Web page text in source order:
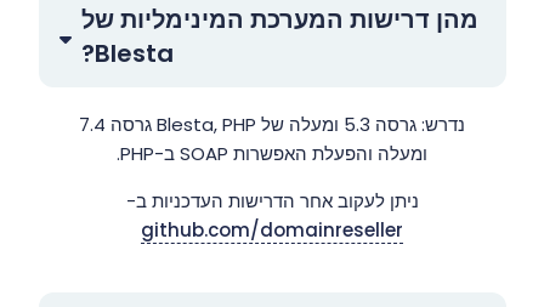
מהן דרישות המערכת המינימליות של
Blesta?
נדרש: גרסה 5.3 ומעלה של Blesta, PHP גרסה 7.4
ומעלה והפעלת האפשרות SOAP ב-PHP.
ניתן לעקוב אחר הדרישות העדכניות ב-
github.com/domainreseller